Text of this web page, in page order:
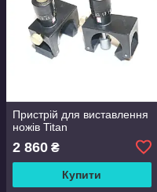
Пристрій для виставлення
ножів Titan
2 860 ₴
Купити